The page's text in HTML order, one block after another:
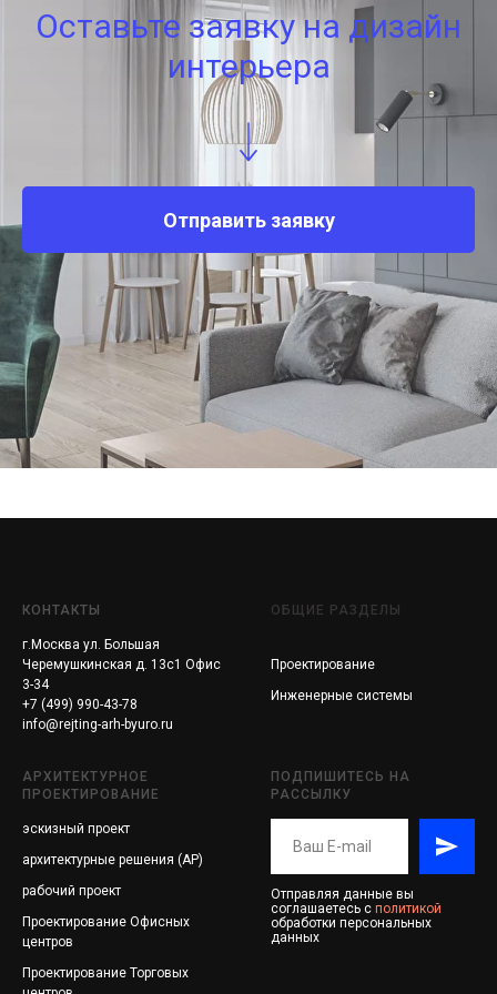
Оставьте заявку на дизайн
интерьера
Отправить заявку
КОНТАКТЫ
г.Москва ул. Большая
Черемушкинская д. 13с1 Офис
3-34
+7 (499) 990-43-78
info@rejting-arh-byuro.ru
ОБЩИЕ РАЗДЕЛЫ
Проектирование
Инженерные системы
АРХИТЕКТУРНОЕ
ПРОЕКТИРОВАНИЕ
эскизный проект
архитектурные решения (АР)
рабочий проект
Проектирование Офисных
центров
Проектирование Торговых
ПОДПИШИТЕСЬ НА
РАССЫЛКУ
Отправляя данные вы
соглашаетесь с политикой
обработки персональных
данных